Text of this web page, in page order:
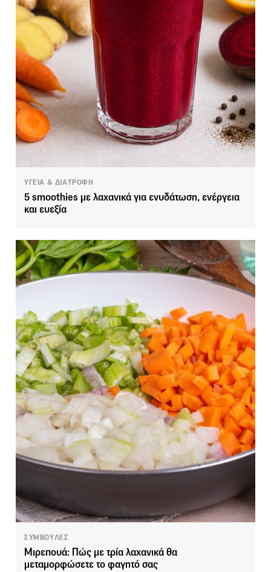
ΥΓΕΙΑ & ΔΙΑΤΡΟΦΗ
5 smoothies με λαχανικά για ενυδάτωση, ενέργεια
και ευεξία
ΣΥΜΒΟΥΛΕΣ
Μιρεπουά: Πώς με τρία λαχανικά θα
μεταμορφώσετε το φαγητό σας